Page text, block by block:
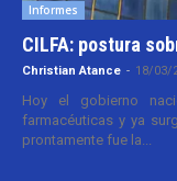
Informes
CILFA: postura
Christian Atance - 18/03/
Hoy el gobierno
farmacéuticas y ya
prontamente fue la...